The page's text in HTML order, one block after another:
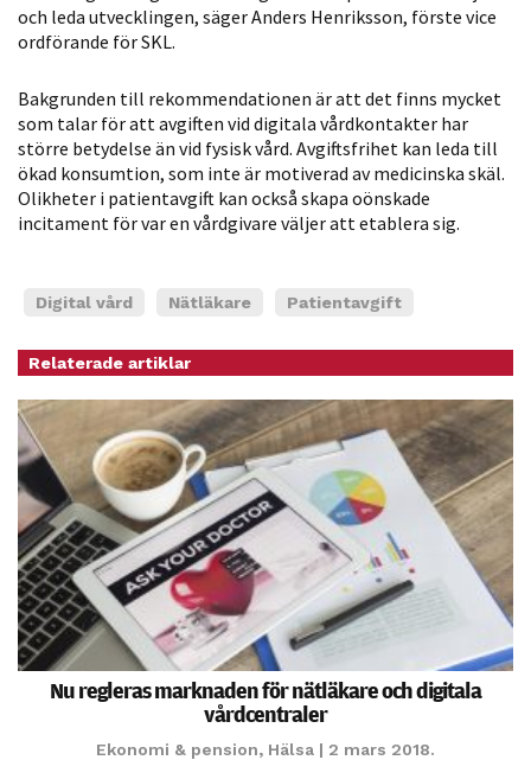
och leda utvecklingen, säger Anders Henriksson, förste vice
ordförande för SKL.
Bakgrunden till rekommendationen är att det finns mycket
som talar för att avgiften vid digitala vårdkontakter har
större betydelse än vid fysisk vård. Avgiftsfrihet kan leda till
ökad konsumtion, som inte är motiverad av medicinska skäl.
Olikheter i patientavgift kan också skapa oönskade
incitament för var en vårdgivare väljer att etablera sig.
Digital vård Nätläkare Patientavgift
Relaterade artiklar
Nu regleras marknaden för nätläkare och digitala
vårdcentraler
Ekonomi & pension, Hälsa | 2 mars 2018.
Statistik
förbättra
hemsidans
funktionalitet
och
uppbyggnad,
används.
Upplevelse
För att vår
hemsida ska
prestera så
bra som
möjligt under
ditt besök.
Om du nekar
de här
kakorna
kommer viss
funktionalitet
att försvinna